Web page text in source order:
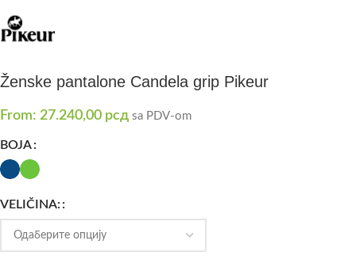
Ženske pantalone Candela grip Pikeur
From: 27.240,00 рсд sa PDV-om
BOJA
VELIČINA: